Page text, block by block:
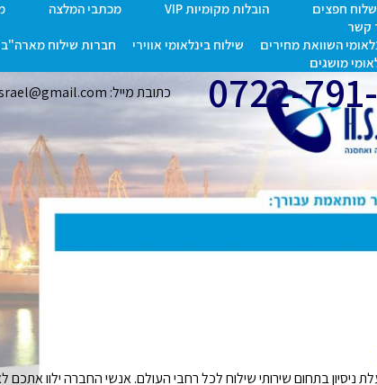
חפצים הובלות מקומיות VIP מכתבי המלצה
קשר
השוואת מחירים שילוח בינלאומי אווירי
חברות שילוח מארה"ב
מושגים
0722- כתובת מייל: shippingisrael@gmail.com
ניסיון בתחום שירותי שילוח לכל רחבי העולם. אנשי החברה ילוו אתכם